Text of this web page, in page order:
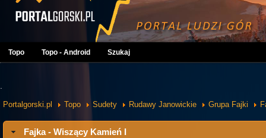
Topo Topo - Android Szukaj
Portalgorski.pl Topo Sudety Rudawy Janowickie Grupa Fajki
Fajka - Wiszący Kamień I